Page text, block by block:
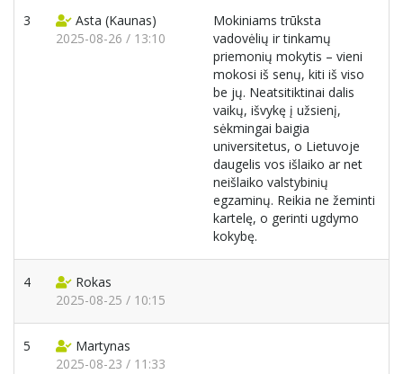
3 Asta (Kaunas)
2025-08-26 / 13:10
Mokiniams trūksta
vadovėlių ir tinkamų
priemonių mokytis – vieni
mokosi iš senų, kiti iš viso
be jų. Neatsitiktinai dalis
vaikų, išvykę į užsienį,
sėkmingai baigia
universitetus, o Lietuvoje
daugelis vos išlaiko ar net
neišlaiko valstybinių
egzaminų. Reikia ne žeminti
kartelę, o gerinti ugdymo
kokybę.
4
Rokas
2025-08-25 / 10:15
5
Martynas
2025-08-23 / 11:33